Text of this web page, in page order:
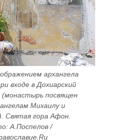
архангела
входе в Дохиарский
посвящен
Михаилу и
Святая гора Афон.
А.Поспелов /